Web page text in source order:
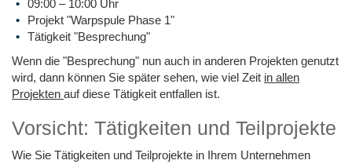
09:00 – 10:00 Uhr
Projekt "Warpspule Phase 1"
Tätigkeit "Besprechung"
Wenn die "Besprechung" nun auch in anderen Projekten genutzt
wird, dann können Sie später sehen, wie viel Zeit in allen
Projekten auf diese Tätigkeit entfallen ist.
Vorsicht: Tätigkeiten und Teilprojekte
Wie Sie Tätigkeiten und Teilprojekte in Ihrem Unternehmen